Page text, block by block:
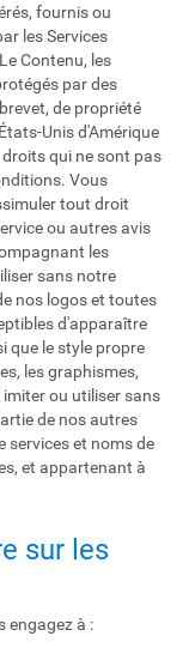
fournis ou
les Services
Contenu, les
par des
de propriété
Unis d'Amérique
qui ne sont pas
Vous
tout droit
ou autres avis
les
sans notre
nos logos et toutes
d'apparaître
que le style propre
les graphismes,
ou utiliser sans
de nos autres
services et noms de
et appartenant à
sur les
engagez à :